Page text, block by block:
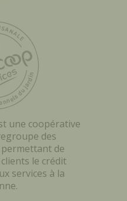
une coopérative
des
de
le crédit
services à la